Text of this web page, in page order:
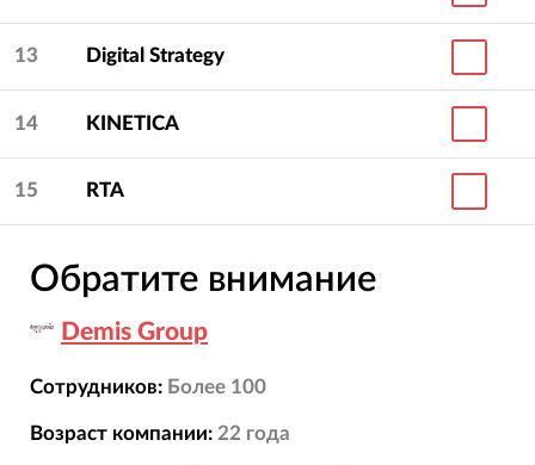
13 Digital Strategy
14 KINETICA
15 RTA
Обратите внимание
Demis Group
Сотрудников: Более 100
Возраст компании: 22 года